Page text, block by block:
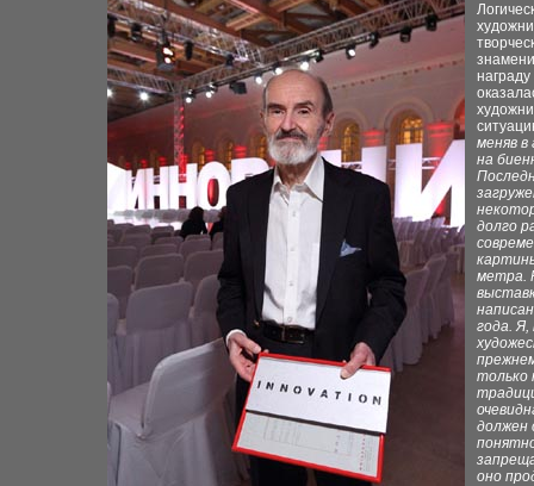
награду
меняв в
на
долго
метра.
года. Я,
только
должен
оно